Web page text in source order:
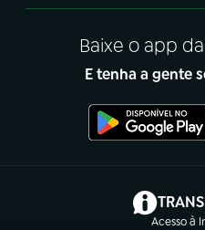
Baixe o app
E tenha a gente
Acesso à